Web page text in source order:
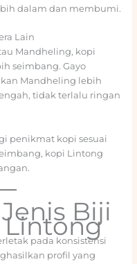
dalam dan membumi.
Lain
Mandheling, kopi
seimbang. Gayo
Mandheling lebih
tidak terlalu ringan
penikmat kopi sesuai
kopi Lintong
Biji
Lintong
pada konsistensi
profil yang